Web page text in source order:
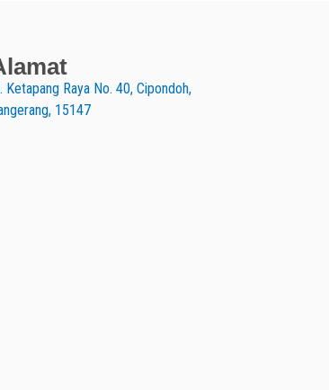
Ketapang Raya No. 40, Cipondoh,
15147